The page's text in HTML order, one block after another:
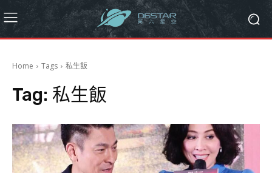
Home Tags 私生飯
Tag: 私生飯